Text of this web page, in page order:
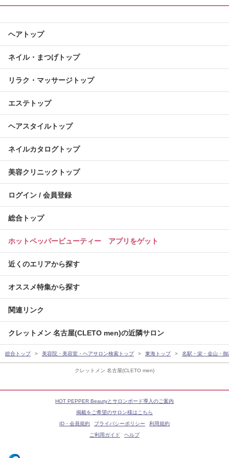
クレットメン 名古屋(CLETO men)
ヘアトップ
ネイル・まつげトップ
リラク・マッサージトップ
エステトップ
ヘアスタイルトップ
ネイルカタログトップ
美容クリニックトップ
ログイン / 会員登録
総合トップ
ホットペッパービューティー アプリをゲット
近くのエリアから探す
オススメ特集から探す
関連リンク
クレットメン 名古屋(CLETO men)の近隣サロン
総合トップ 美容院・美容室・ヘアサロン検索トップ 東海トップ 名駅・栄・金山・
HOT PEPPER Beautyとサロンボード導入のご案内
掲載をご希望のサロン様はこちら
ID・会員規約
プライバシーポリシー
利用規約
ご利用ガイド
ヘルプ